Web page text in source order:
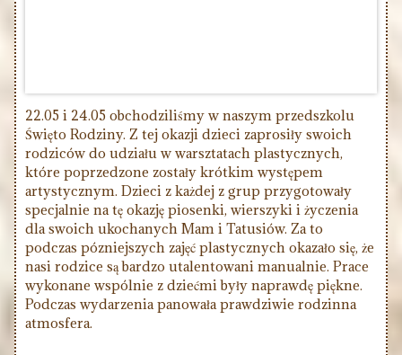
22.05 i 24.05 obchodziliśmy w naszym przedszkolu
Święto Rodziny. Z tej okazji dzieci zaprosiły swoich
rodziców do udziału w warsztatach plastycznych,
które poprzedzone zostały krótkim występem
artystycznym. Dzieci z każdej z grup przygotowały
specjalnie na tę okazję piosenki, wierszyki i życzenia
dla swoich ukochanych Mam i Tatusiów. Za to
podczas pózniejszych zajęć plastycznych okazało się, że
nasi rodzice są bardzo utalentowani manualnie. Prace
wykonane wspólnie z dziećmi były naprawdę piękne.
Podczas wydarzenia panowała prawdziwie rodzinna
atmosfera.